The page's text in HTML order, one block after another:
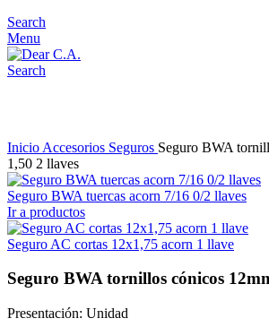
Search
Menu
Search
Inicio Accesorios Seguros Seguro BWA
1,50 2 llaves
Seguro BWA tuercas acorn 7/16 0/2 llaves
Ir a productos
Seguro AC cortas 12x1,75 acorn 1 llave
Seguro BWA tornillos cónicos
Presentación: Unidad